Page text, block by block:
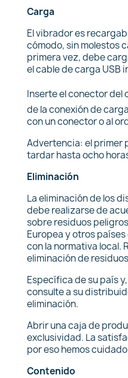
Carga
El vibrador es
cómodo, sin molestos
primera vez, debe
el cable de carga USB
Inserte el conector del
de la conexión de
con un conector o al
Advertencia: el primer
tardar hasta ocho
Eliminación
La eliminación de los
debe realizarse de
sobre residuos
Europea y otros
con la normativa local.
eliminación de
Específica de su país
consulte a su
eliminación.
Abrir una caja de
exclusividad. La
por eso hemos
Contenido